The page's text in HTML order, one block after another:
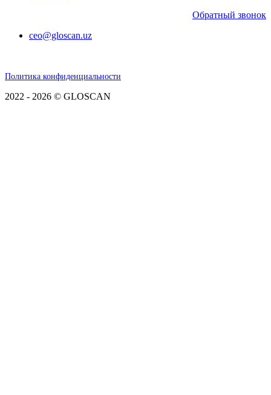
Обратный звонок
ceo@gloscan.uz
Политика конфиденциальности
2022 - 2026 © GLOSCAN